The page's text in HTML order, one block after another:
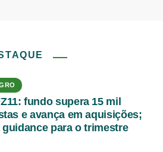
fundo supera 15 mil
e avança em aquisições;
guidance para o trimestre